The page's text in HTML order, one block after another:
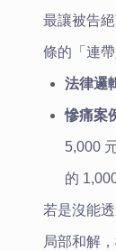
最讓被告
條的「連帶
法律邏
慘痛案
5,000
的
若是沒能
局部和解